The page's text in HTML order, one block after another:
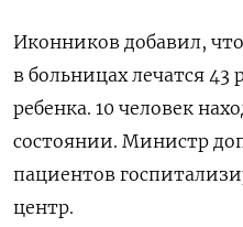
Иконников добавил,
в больницах лечатся
ребенка. 10 человек
состоянии. Министр
пациентов
центр.